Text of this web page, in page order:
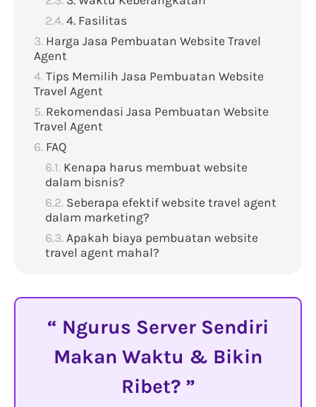
4. Fasilitas
Harga Jasa Pembuatan Website Travel
Agent
Tips Memilih Jasa Pembuatan Website
Travel Agent
Rekomendasi Jasa Pembuatan Website
Travel Agent
FAQ
Kenapa harus membuat website
dalam bisnis?
Seberapa efektif website travel agent
dalam marketing?
Apakah biaya pembuatan website
travel agent mahal?
Ngurus Server Sendiri
Makan Waktu & Bikin
Ribet?